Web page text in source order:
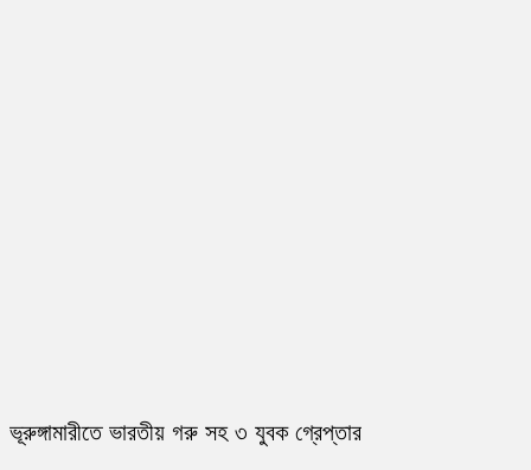
ভূরুঙ্গামারীতে ভারতীয় গরু সহ ৩ যুবক গ্রেপ্তার